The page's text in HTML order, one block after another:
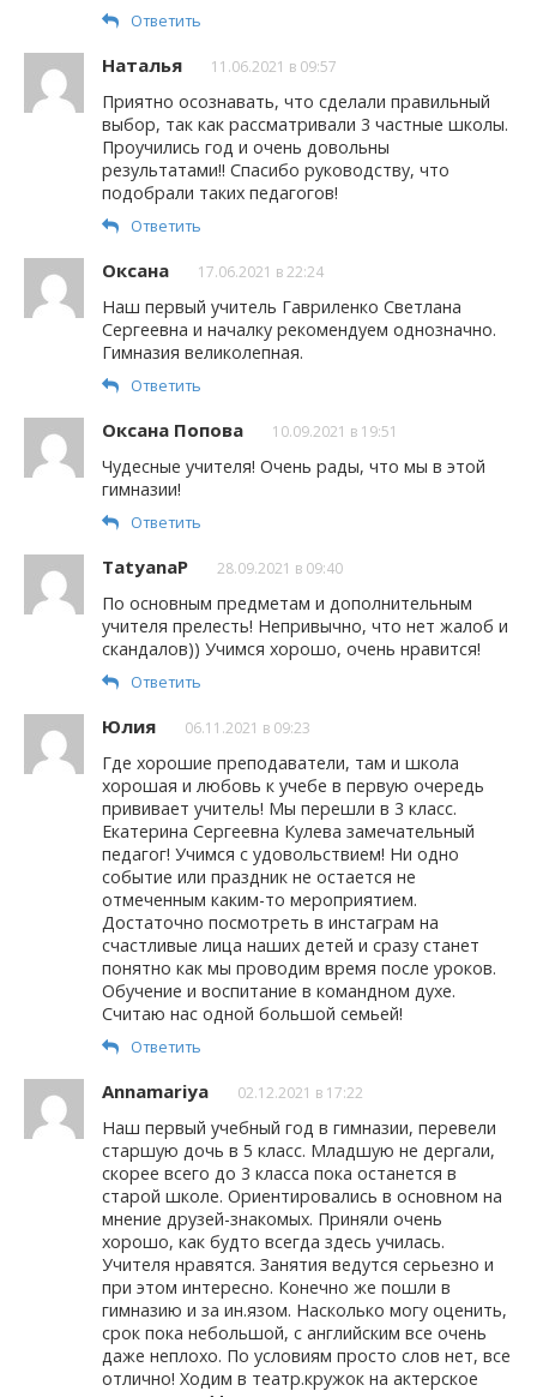
Ответить
Наталья 11.06.2021 в 09:57
Приятно осознавать, что сделали правильный
выбор, так как рассматривали 3 частные школы.
Проучились год и очень довольны
результатами!! Спасибо руководству, что
подобрали таких педагогов!
Ответить
Оксана 17.06.2021 в 22:24
Наш первый учитель Гавриленко Светлана
Сергеевна и началку рекомендуем однозначно.
Гимназия великолепная.
Ответить
Оксана Попова 10.09.2021 в 19:51
Чудесные учителя! Очень рады, что мы в этой
гимназии!
Ответить
TatyanaP 28.09.2021 в 09:40
По основным предметам и дополнительным
учителя прелесть! Непривычно, что нет жалоб и
скандалов)) Учимся хорошо, очень нравится!
Ответить
Юлия 06.11.2021 в 09:23
Где хорошие преподаватели, там и школа
хорошая и любовь к учебе в первую очередь
прививает учитель! Мы перешли в 3 класс.
Екатерина Сергеевна Кулева замечательный
педагог! Учимся с удовольствием! Ни одно
событие или праздник не остается не
отмеченным каким-то мероприятием.
Достаточно посмотреть в инстаграм на
счастливые лица наших детей и сразу станет
понятно как мы проводим время после уроков.
Обучение и воспитание в командном духе.
Считаю нас одной большой семьей!
Ответить
Annamariya 02.12.2021 в 17:22
Наш первый учебный год в гимназии, перевели
старшую дочь в 5 класс. Младшую не дергали,
скорее всего до 3 класса пока останется в
старой школе. Ориентировались в основном на
мнение друзей-знакомых. Приняли очень
хорошо, как будто всегда здесь училась.
Учителя нравятся. Занятия ведутся серьезно и
при этом интересно. Конечно же пошли в
гимназию и за ин.язом. Насколько могу оценить,
срок пока небольшой, с английским все очень
даже неплохо. По условиям просто слов нет, все
отлично! Ходим в театр.кружок на актерское